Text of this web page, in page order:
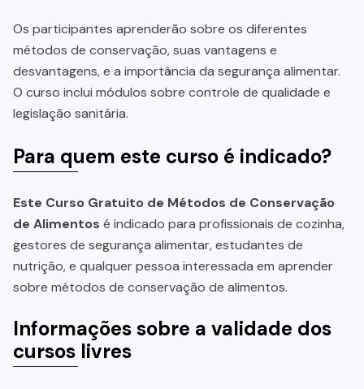
Os participantes aprenderão sobre os diferentes
métodos de conservação, suas vantagens e
desvantagens, e a importância da segurança alimentar.
O curso inclui módulos sobre controle de qualidade e
legislação sanitária.
Para quem este curso é indicado?
Este Curso Gratuito de Métodos de Conservação
de Alimentos é indicado para profissionais de cozinha,
gestores de segurança alimentar, estudantes de
nutrição, e qualquer pessoa interessada em aprender
sobre métodos de conservação de alimentos.
Informações sobre a validade dos
cursos livres